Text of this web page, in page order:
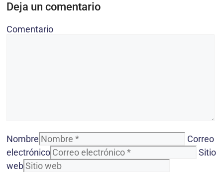
Deja un comentario
Comentario
Nombre
Correo
electrónico
Sitio
web